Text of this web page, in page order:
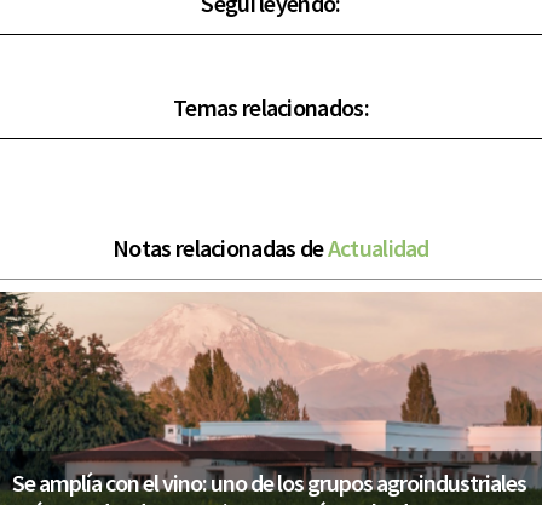
Temas relacionados:
Notas relacionadas deActualidad
Se amplía con el vino: uno de los grupos agroindustriales